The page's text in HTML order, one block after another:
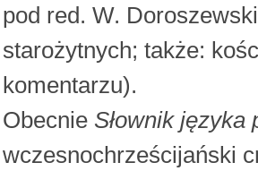
pod red. W.
starożytnych; także:
komentarzu).
Obecnie Słownik
wczesnochrześcijański